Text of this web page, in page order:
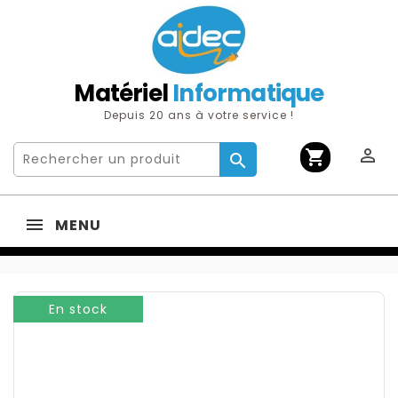
MatérielInformatique
Depuis 20 ans à votre service !
 shopping_cart 
MENU
En stock